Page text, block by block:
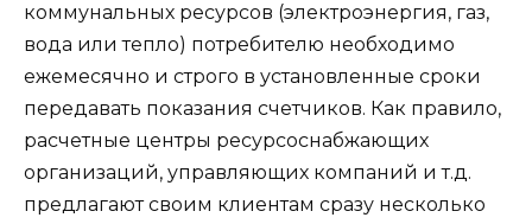
коммунальных ресурсов (электроэнергия, газ,
вода или тепло) потребителю необходимо
ежемесячно и строго в установленные сроки
передавать показания счетчиков. Как правило,
расчетные центры ресурсоснабжающих
организаций, управляющих компаний и т.д.
предлагают своим клиентам сразу несколько